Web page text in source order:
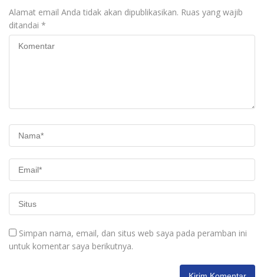
Alamat email Anda tidak akan dipublikasikan. Ruas yang wajib
ditandai *
Simpan nama, email, dan situs web saya pada peramban ini
untuk komentar saya berikutnya.